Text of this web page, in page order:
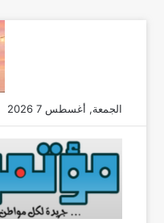
الجمعة, أغسطس 7 2026